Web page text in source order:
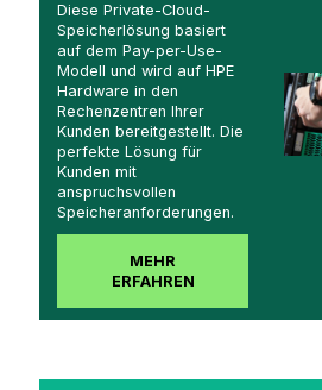
Diese Private-Cloud-
Speicherlösung basiert
auf dem Pay-per-Use-
Modell und wird auf HPE
Hardware in den
Rechenzentren Ihrer
Kunden bereitgestellt. Die
perfekte Lösung für
Kunden mit
anspruchsvollen
Speicheranforderungen.
MEHR
ERFAHREN